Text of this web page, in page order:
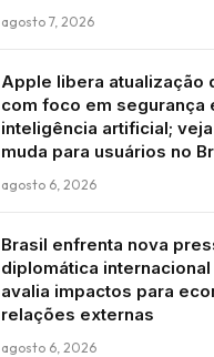
agosto 7, 2026
Apple libera atualização
com foco em segurança
inteligência artificial;
muda para usuários no
agosto 6, 2026
Brasil enfrenta nova
diplomática
avalia impactos para
relações externas
agosto 6, 2026